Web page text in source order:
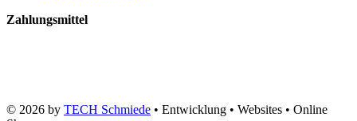
Zahlungsmittel
© 2026 by TECH Schmiede • Entwicklung • Websites • Online